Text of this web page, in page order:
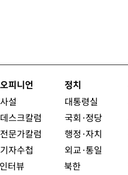
오피니언
사설
데스크칼럼
전문가칼럼
기자수첩
인터뷰
정치
대통령실
국회·정당
행정·자치
외교·통일
북한